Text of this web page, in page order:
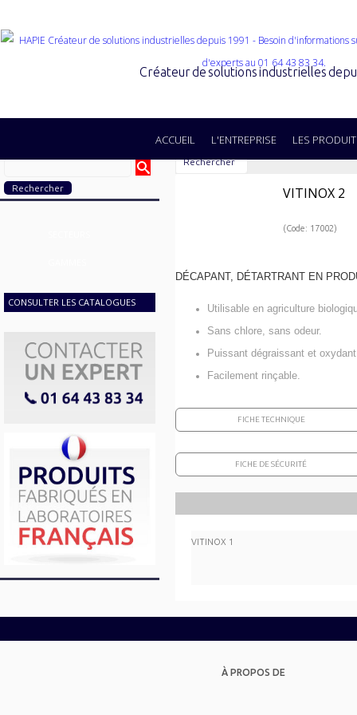
Créateur de solutions industrielles
ACCUEIL L'ENTREPRISE LES
CONSULTER LES CATALOGUES
Rechercher
VITINOX 2
(Code: 17002)
DÉCAPANT, DÉTARTRANT EN
Utilisable en agriculture
Sans chlore, sans odeur.
Puissant dégraissant et
Facilement rinçable.
FICHE TECHNIQUE
FICHE DE SÉCURITÉ
VITINOX 1
À PROPOS DE